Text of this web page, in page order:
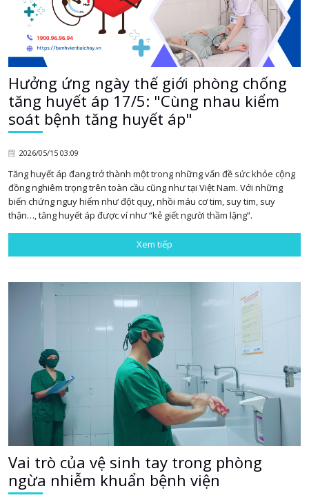
Hưởng ứng ngày thế giới phòng chống
tăng huyết áp 17/5: "Cùng nhau kiểm
soát bệnh tăng huyết áp"
2026/05/15 03:09
Tăng huyết áp đang trở thành một trong những vấn đề sức khỏe cộng
đồng nghiêm trọng trên toàn cầu cũng như tại Việt Nam. Với những
biến chứng nguy hiểm như đột quỵ, nhồi máu cơ tim, suy tim, suy
thận…, tăng huyết áp được ví như “kẻ giết người thầm lặng”.
Xem tiếp
Vai trò của vệ sinh tay trong phòng
ngừa nhiễm khuẩn bệnh viện